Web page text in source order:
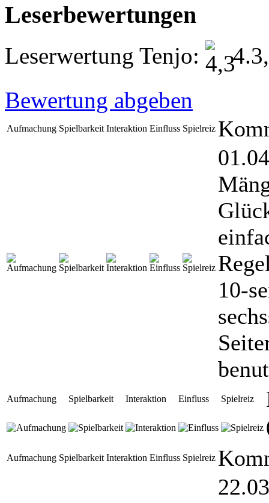
Leserbewertungen
Leserwertung Tenjo:
Bewertung abgeben
Aufmachung Spielbarkeit Interaktion Einfluss Spielreiz
10-
Aufmachung Spielbarkeit Interaktion Einfluss Spielreiz
Aufmachung Spielbarkeit Interaktion Einfluss Spielreiz